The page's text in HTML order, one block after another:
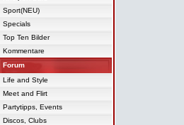
Sport(NEU)
Specials
Top Ten Bilder
Kommentare
Forum
Life and Style
Meet and Flirt
Partytipps, Events
Discos, Clubs